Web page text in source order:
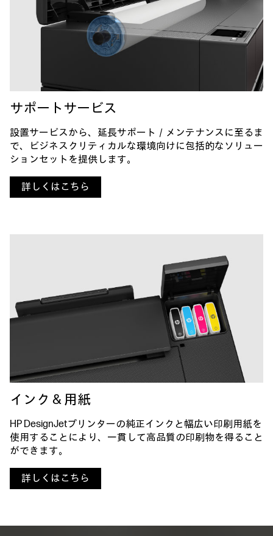
サポートサービス
設置サービスから、延長サポート／メンテナンスに至るま
で、
ビジネスクリティカルな環境向けに包括的なソリュー
ションセットを提供します。
詳しくはこちら
インク & 用紙
HP DesignJetプリンターの純正インクと幅広い印刷用紙を
使用することにより、 一貫して高品質の印刷物を得ること
ができます。
詳しくはこちら